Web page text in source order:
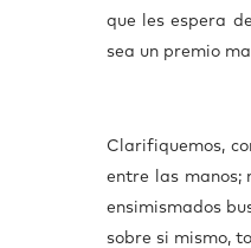
que les espera
sea un premio
Clarifiquemos,
entre las manos;
ensimismados
sobre si mismo,